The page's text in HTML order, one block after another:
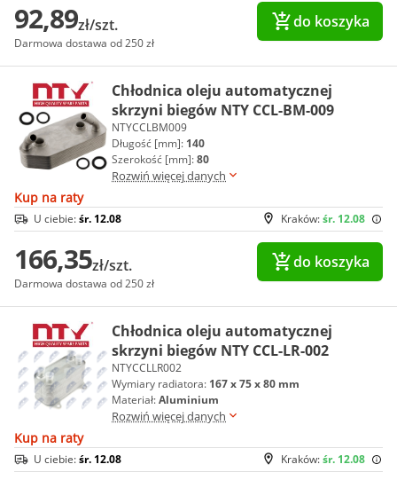
92,89zł/szt.
Darmowa dostawa od 250 zł
do koszyka
Chłodnica oleju automatycznej
skrzyni biegów NTY CCL-BM-009
NTYCCLBM009
Długość [mm]: 140
Szerokość [mm]:80
Rozwiń więcej danych
Kup na raty
Kraków:śr. 12.08
U ciebie:śr. 12.08
166,35zł/szt.
Darmowa dostawa od 250 zł
do koszyka
Chłodnica oleju automatycznej
skrzyni biegów NTY CCL-LR-002
NTYCCLLR002
Wymiary radiatora: 167 x 75 x 80 mm
Materiał:Aluminium
Rozwiń więcej danych
Kup na raty
Kraków:śr. 12.08
U ciebie:śr. 12.08